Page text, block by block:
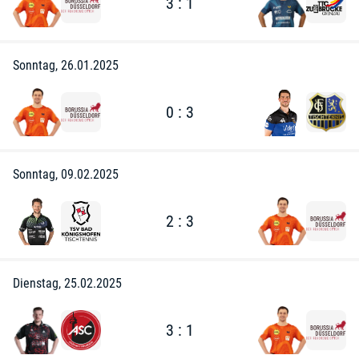
Sonntag, 26.01.2025
0 : 3
Sonntag, 09.02.2025
2 : 3
Dienstag, 25.02.2025
3 : 1